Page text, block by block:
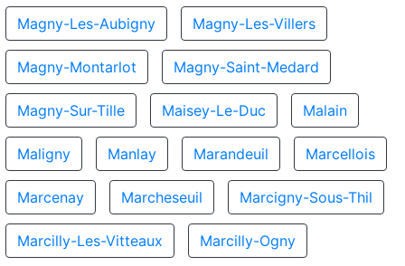
Magny-Les-Aubigny Magny-Les-Villers
Magny-Montarlot Magny-Saint-Medard
Magny-Sur-Tille Maisey-Le-Duc Malain
Maligny Manlay Marandeuil Marcellois
Marcenay Marcheseuil Marcigny-Sous-Thil
Marcilly-Les-Vitteaux Marcilly-Ogny